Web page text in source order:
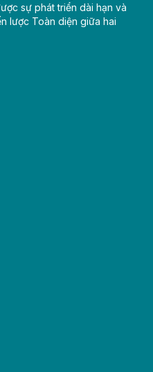
sự phát triển dài hạn và
lược Toàn diện giữa hai